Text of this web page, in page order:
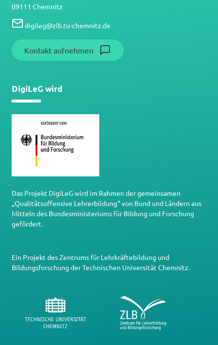
09111 Chemnitz
digileg@zlb.tu-chemnitz.de
Kontakt aufnehmen
DigiLeG wird
Das Projekt DigiLeG wird im Rahmen der gemeinsamen
„Qualitätsoffensive Lehrerbildung“ von Bund und Ländern aus
Mitteln des Bundesministeriums für Bildung und Forschung
gefördert.
Ein Projekt desZentrums für Lehrkräftebildung und
Bildungsforschung derTechnischen Universität Chemnitz.